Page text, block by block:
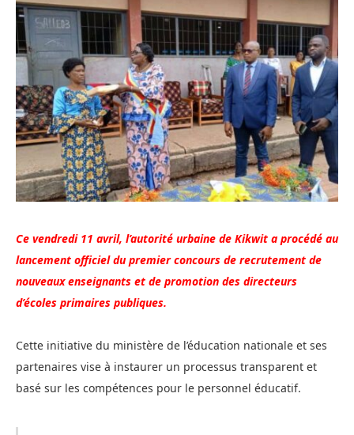
Ce vendredi 11 avril, l’autorité urbaine de Kikwit a procédé au
lancement officiel du premier concours de recrutement de
nouveaux enseignants et de promotion des directeurs
d’écoles primaires publiques.
Cette initiative du ministère de l’éducation nationale et ses
partenaires vise à instaurer un processus transparent et
basé sur les compétences pour le personnel éducatif.